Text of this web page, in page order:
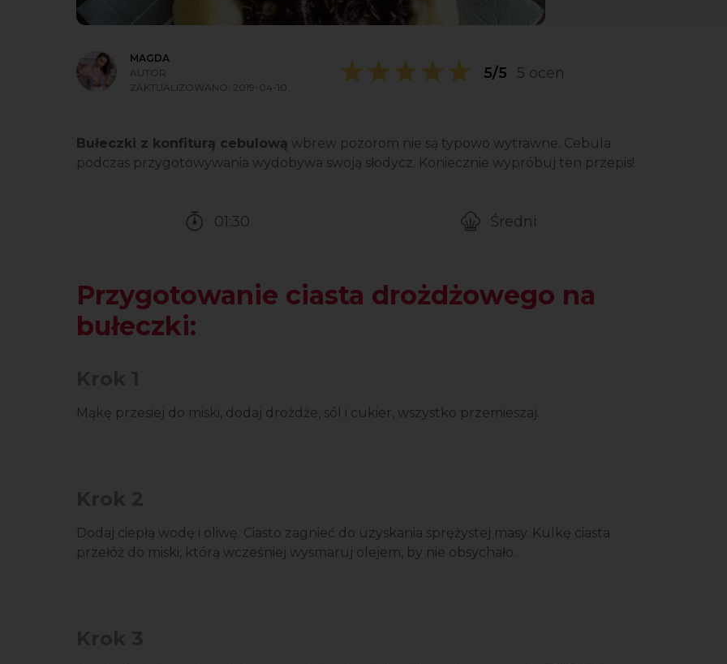
MAGDA
AUTOR
ZAKTUALIZOWANO: 2019-04-10
5/5 5 ocen
Bułeczki z konfiturą cebulową wbrew pozorom nie są typowo wytrawne. Cebula
podczas przygotowywania wydobywa swoją słodycz. Koniecznie wypróbuj ten przepis!
01:30
Średni
Przygotowanie ciasta drożdżowego na
bułeczki:
Mąkę przesiej do miski, dodaj drożdże, sól i cukier, wszystko przemieszaj.
Dodaj ciepłą wodę i oliwę. Ciasto zagnieć do uzyskania sprężystej masy. Kulkę ciasta
przełóż do miski, którą wcześniej wysmaruj olejem, by nie obsychało.